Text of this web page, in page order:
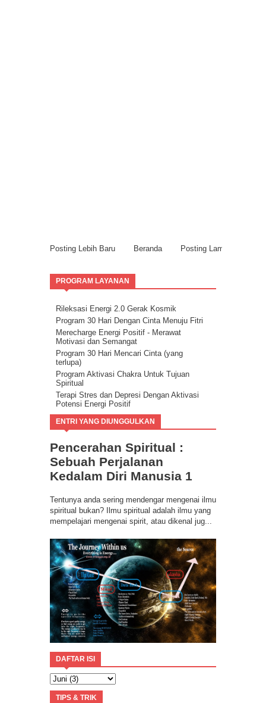
Posting Lebih Baru Posting Lama
Beranda
PROGRAM LAYANAN
Rileksasi Energi 2.0 Gerak Kosmik
Program 30 Hari Dengan Cinta Menuju Fitri
Merecharge Energi Positif - Merawat
Motivasi dan Semangat
Program 30 Hari Mencari Cinta (yang
terlupa)
Program Aktivasi Chakra Untuk Tujuan
Spiritual
Terapi Stres dan Depresi Dengan Aktivasi
Potensi Energi Positif
Program Buang Sial untuk Datangkan
Keberuntungan & Kesuksesan dalam Hidup
Program Coaching Holistic, Positif
Consciousness for Success
ENTRI YANG DIUNGGULKAN
Pencerahan Spiritual :
Sebuah Perjalanan
Kedalam Diri Manusia 1
Tentunya anda sering mendengar mengenai ilmu
spiritual bukan? Ilmu spiritual adalah ilmu yang
mempelajari mengenai spirit, atau dikenal jug...
DAFTAR ISI
TIPS & TRIK